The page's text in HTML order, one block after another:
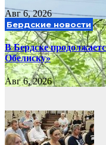
Авг 6, 2026
Бердские новости
В Бердске
Обелиску»
Авг 6, 2026